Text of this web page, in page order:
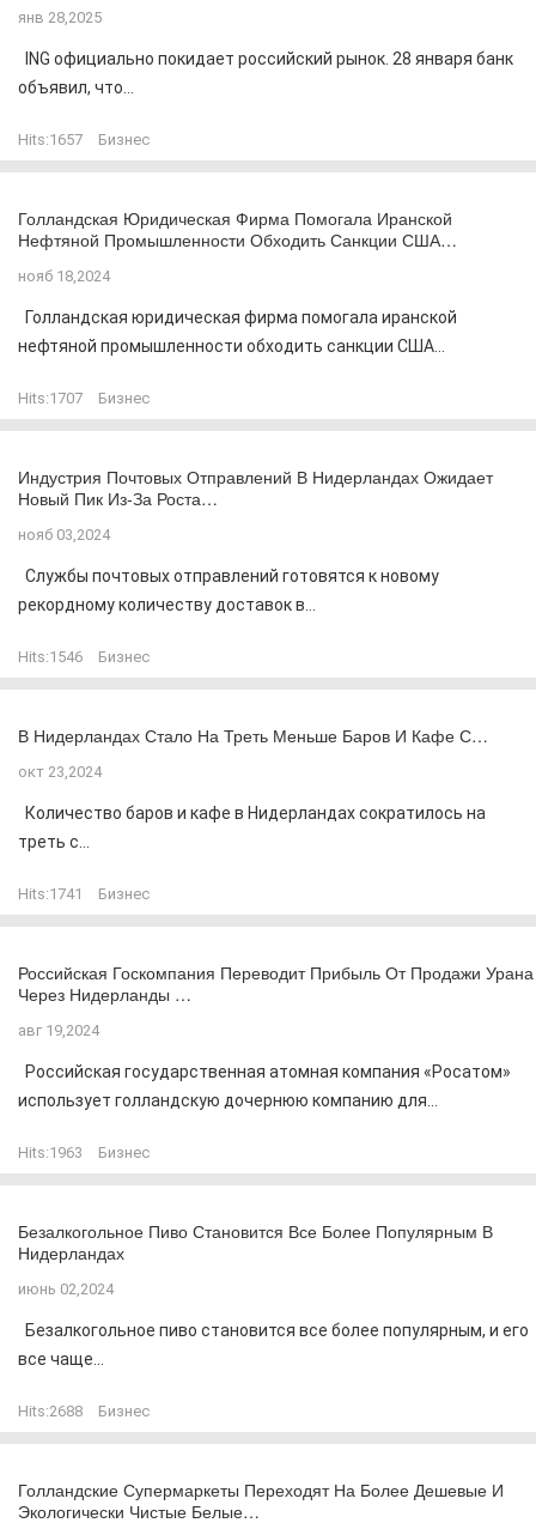
янв 28,2025
ING официально покидает российский рынок. 28 января банк
объявил, что...
Hits:1657 Бизнес
Голландская Юридическая Фирма Помогала Иранской
Нефтяной Промышленности Обходить Санкции США…
нояб 18,2024
Голландская юридическая фирма помогала иранской
нефтяной промышленности обходить санкции США...
Hits:1707 Бизнес
Индустрия Почтовых Отправлений В Нидерландах Ожидает
Новый Пик Из-За Роста…
нояб 03,2024
Службы почтовых отправлений готовятся к новому
рекордному количеству доставок в...
Hits:1546 Бизнес
В Нидерландах Стало На Треть Меньше Баров И Кафе С…
окт 23,2024
Количество баров и кафе в Нидерландах сократилось на
треть с...
Hits:1741 Бизнес
Российская Госкомпания Переводит Прибыль От Продажи Урана
Через Нидерланды …
авг 19,2024
Российская государственная атомная компания «Росатом»
использует голландскую дочернюю компанию для...
Hits:1963 Бизнес
Безалкогольное Пиво Становится Все Более Популярным В
Нидерландах
июнь 02,2024
Безалкогольное пиво становится все более популярным, и его
все чаще...
Hits:2688 Бизнес
Голландские Супермаркеты Переходят На Более Дешевые И
Экологически Чистые Белые…